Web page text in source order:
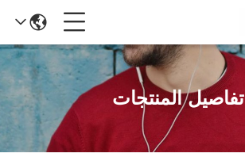
تفاصيل المنتجات